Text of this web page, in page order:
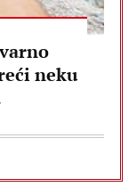
neku